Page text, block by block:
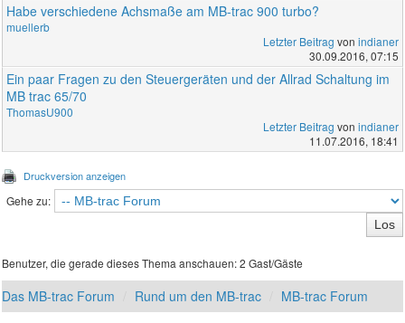
Habe verschiedene Achsmaße am MB-trac 900 turbo?
muellerb
Letzter Beitrag von indianer
30.09.2016, 07:15
Ein paar Fragen zu den Steuergeräten und der Allrad Schaltung im
MB trac 65/70
ThomasU900
Letzter Beitrag von indianer
11.07.2016, 18:41
Druckversion anzeigen
Gehe zu:
Benutzer, die gerade dieses Thema anschauen: 2 Gast/Gäste
Das MB-trac Forum Rund um den MB-trac MB-trac Forum